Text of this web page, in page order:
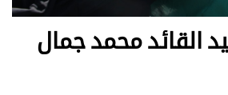
القائد محمد جمال